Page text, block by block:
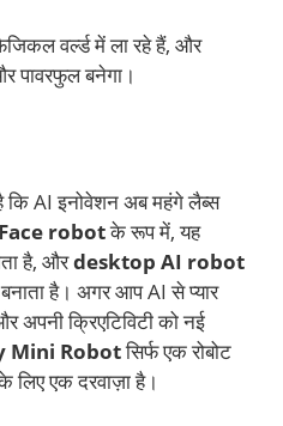
वर्ल्ड में ला रहे हैं, और
पावरफुल बनेगा।
है कि AI इनोवेशन अब महंगे लैब्स
robotके रूप में, यह
है, औरdesktop AI robot
है। अगर आप AI से प्यार
क्रिएटिविटी को नई
Mini Robotसिर्फ एक रोबोट
लिए एक दरवाज़ा है।